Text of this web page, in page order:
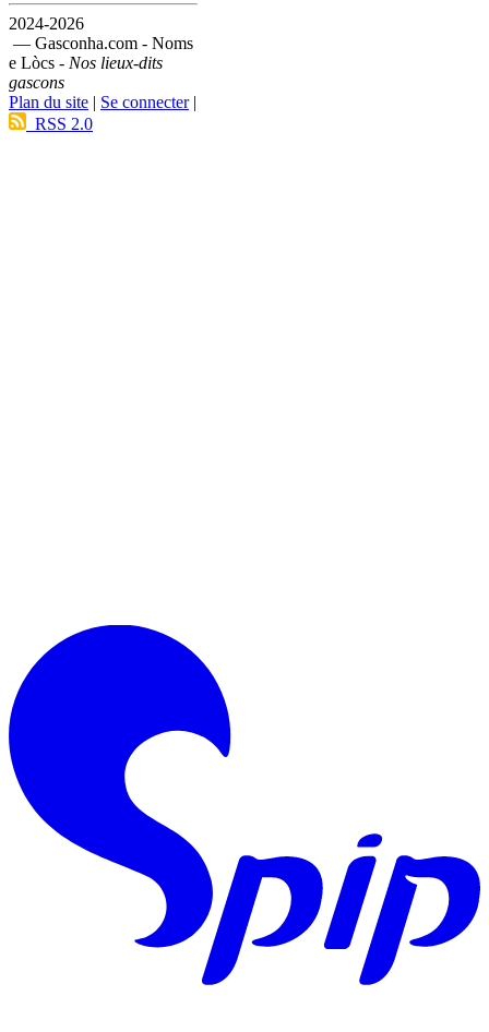
2024-2026
— Gasconha.com - Noms
e Lòcs - Nos lieux-dits
gascons
Plan du site | Se connecter|
RSS 2.0